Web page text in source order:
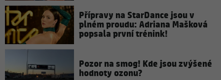
Přípravy na StarDance jsou v
plném proudu: Adriana Mašková
popsala první trénink!
Pozor na smog! Kde jsou zvýšené
hodnoty ozonu?